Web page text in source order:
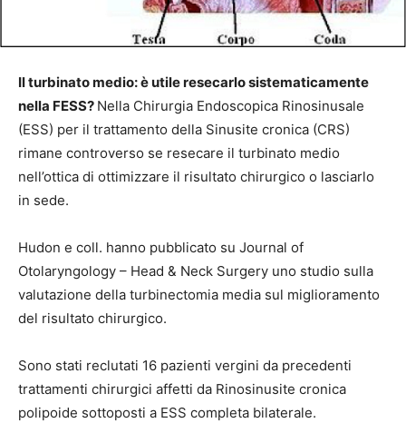
Il turbinato medio: è utile resecarlo sistematicamente
nella FESS? Nella Chirurgia Endoscopica Rinosinusale
(ESS) per il trattamento della Sinusite cronica (CRS)
rimane controverso se resecare il turbinato medio
nell’ottica di ottimizzare il risultato chirurgico o lasciarlo
in sede.
Hudon e coll. hanno pubblicato su Journal of
Otolaryngology – Head & Neck Surgery uno studio sulla
valutazione della turbinectomia media sul miglioramento
del risultato chirurgico.
Sono stati reclutati 16 pazienti vergini da precedenti
trattamenti chirurgici affetti da Rinosinusite cronica
polipoide sottoposti a ESS completa bilaterale.